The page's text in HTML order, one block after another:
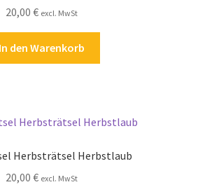
20,00 € excl. MwSt
In den Warenkorb
Herbsträtsel Herbstlaub
20,00 € excl. MwSt